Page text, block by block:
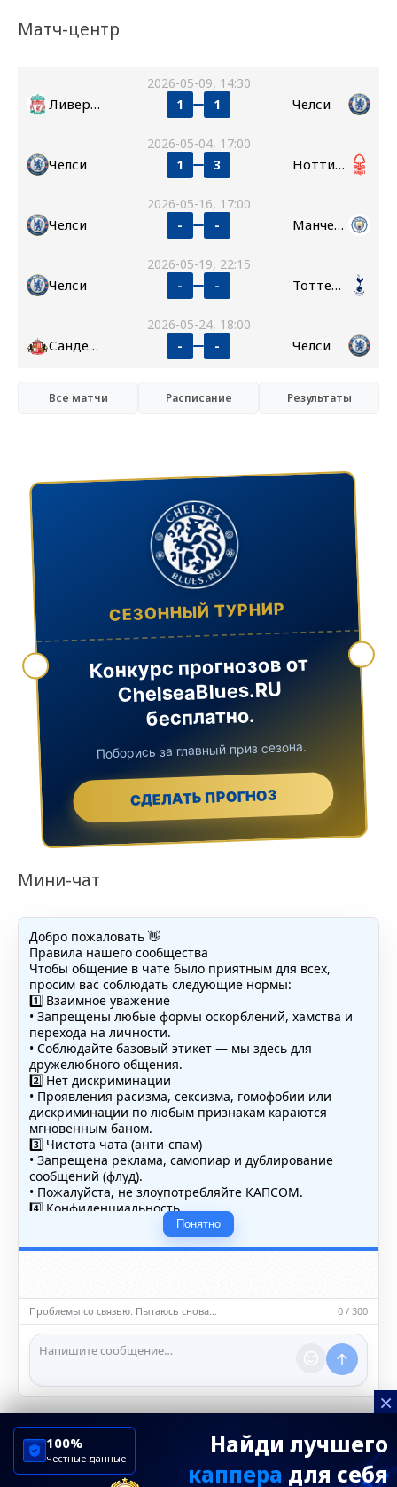
Матч-центр
2026-05-09, 14:30
Ливерпуль 1 1 Челси
2026-05-04, 17:00
Челси 1 3 Ноттингем Форест
2026-05-16, 17:00
Челси - - Манчестер Сити
2026-05-19, 22:15
Челси - - Тоттенхэм
2026-05-24, 18:00
Сандерленд - - Челси
Все матчи Расписание Результаты
СЕЗОННЫЙ ТУРНИР
Конкурс прогнозов от
ChelseaBlues.RU
бесплатно.
Поборись за главный приз сезона.
СДЕЛАТЬ ПРОГНОЗ
Мини-чат
Добро пожаловать 👋
Правила нашего сообщества
Чтобы общение в чате было приятным для всех,
просим вас соблюдать следующие нормы:
1️⃣ Взаимное уважение
• Запрещены любые формы оскорблений, хамства и
перехода на личности.
• Соблюдайте базовый этикет — мы здесь для
дружелюбного общения.
2️⃣ Нет дискриминации
• Проявления расизма, сексизма, гомофобии или
дискриминации по любым признакам караются
мгновенным баном.
3️⃣ Чистота чата (анти-спам)
• Запрещена реклама, самопиар и дублирование
сообщений (флуд).
• Пожалуйста, не злоупотребляйте КАПСОМ.
4️⃣ Конфиденциальность
• Не публикуйте личные данные — свои или чужие
(телефоны, адреса, документы).
5️⃣ Уместность контента
насилию.
ℹ️ Модераторы и администраторы вправе удалять
сообщения и ограничивать доступ к чату при
нарушении правил.
Понятно
Проблемы со связью. Пытаюсь снова… 0 / 300
×
Найди лучшего
каппера для себя
100%
честные данные